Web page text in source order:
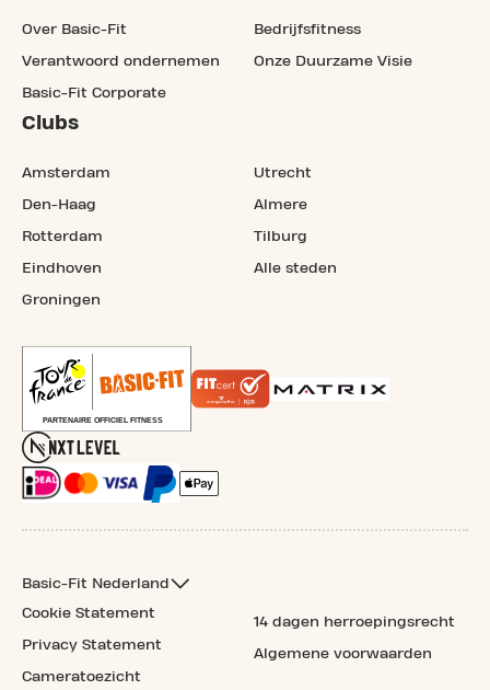
Over Basic-Fit
Verantwoord ondernemen
Basic-Fit Corporate
Bedrijfsfitness
Onze Duurzame Visie
Clubs
Amsterdam
Den-Haag
Rotterdam
Eindhoven
Groningen
Utrecht
Almere
Tilburg
Alle steden
Basic-Fit Nederland
Cookie Statement
Privacy Statement
Cameratoezicht
14 dagen herroepingsrecht
Algemene voorwaarden